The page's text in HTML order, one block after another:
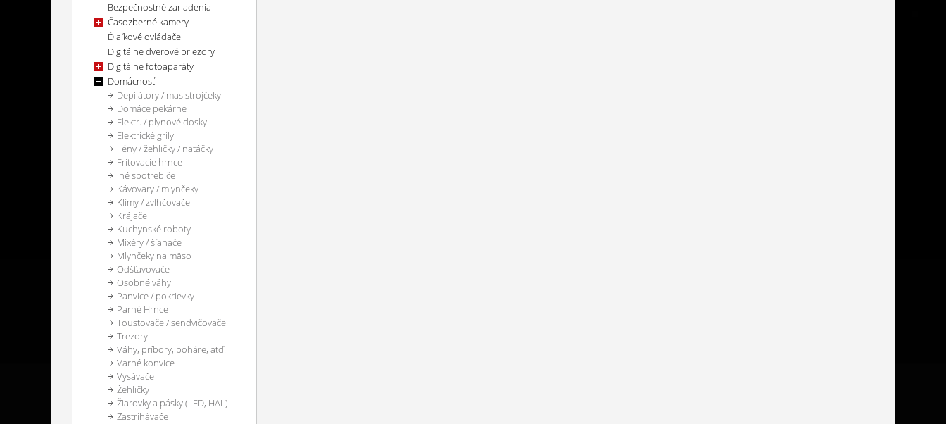
Bezpečnostné zariadenia
Časozberné kamery
Ďiaľkové ovládače
Digitálne dverové priezory
Digitálne fotoaparáty
Domácnosť
Depilátory / mas.strojčeky
Domáce pekárne
Elektr. / plynové dosky
Elektrické grily
Fény / žehličky / natáčky
Fritovacie hrnce
Iné spotrebiče
Kávovary / mlynčeky
Klímy / zvlhčovače
Krájače
Kuchynské roboty
Mixéry / šľahače
Mlynčeky na mäso
Odšťavovače
Osobné váhy
Panvice / pokrievky
Parné Hrnce
Toustovače / sendvičovače
Trezory
Váhy, príbory, poháre, atď.
Varné konvice
Vysávače
Žehličky
Žiarovky a pásky (LED, HAL)
Zastrihávače